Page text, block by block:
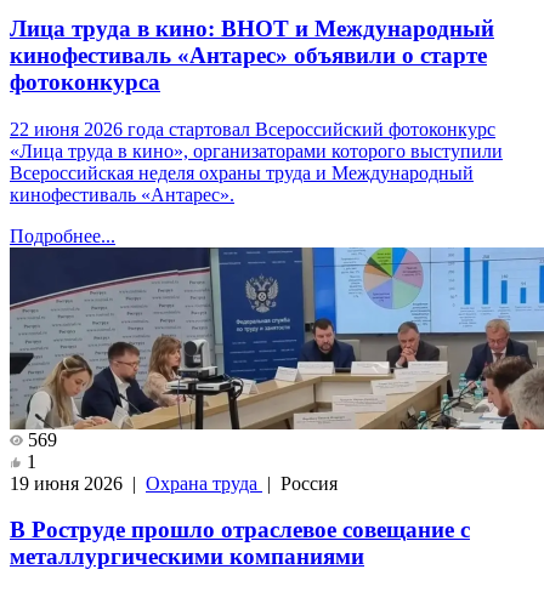
Лица труда в кино: ВНОТ и Международный
кинофестиваль «Антарес» объявили о старте
фотоконкурса
22 июня 2026 года стартовал Всероссийский фотоконкурс
«Лица труда в кино», организаторами которого выступили
Всероссийская неделя охраны труда и Международный
кинофестиваль «Антарес».
Подробнее...
569
1
19 июня 2026 | Охрана труда | Россия
В Роструде прошло отраслевое совещание с
металлургическими компаниями